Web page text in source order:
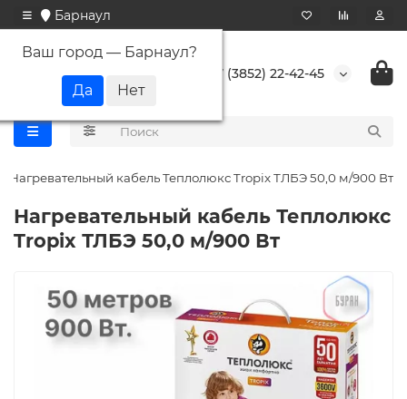
Барнаул
Ваш город — Барнаул?
+7 (3852) 22-42-45
Нагревательный кабель Теплолюкс Tropix ТЛБЭ 50,0 м/900 Вт
Нагревательный кабель Теплолюкс
Tropix ТЛБЭ 50,0 м/900 Вт